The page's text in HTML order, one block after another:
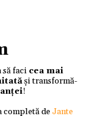
faci cea mai
și transformă-
!
completă deJante